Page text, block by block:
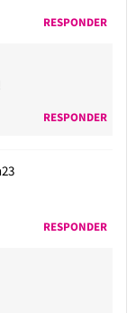
RESPONDER
RESPONDER
RESPONDER